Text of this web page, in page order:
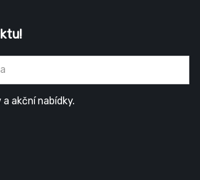
akční nabídky.